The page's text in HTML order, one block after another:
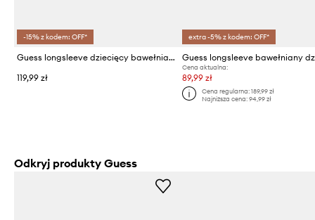
-15% z kodem: OFF*
Guess longsleeve dziecięcy bawełniany
119,99 zł
extra -5% z kodem: OFF*
Cena aktualna:
89,99 zł
Cena regularna: 189,99 zł
Najniższa cena: 94,99 zł
Odkryj produkty Guess